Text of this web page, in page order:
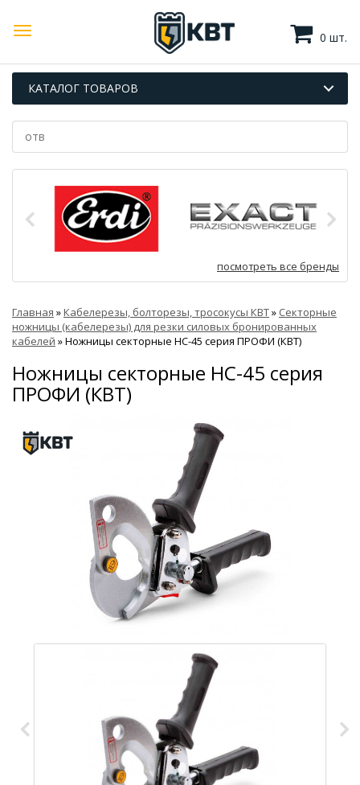
0 шт.
КАТАЛОГ ТОВАРОВ
посмотреть все бренды
Главная »Кабелерезы, болторезы, тросокусы КВТ» Секторные
ножницы (кабелерезы) для резки силовых бронированных
кабелей »Ножницы секторные НС-45 серия ПРОФИ (КВТ)
Ножницы секторные НС-45 серия
ПРОФИ (КВТ)